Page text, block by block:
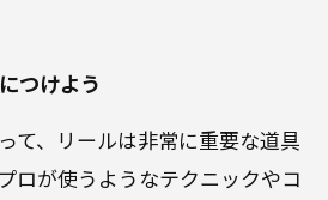
つけよう
て、リールは非常に重要な道具
ロが使うようなテクニックやコ